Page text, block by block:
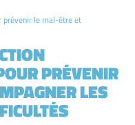
prévenir le mal-être et
PRÉVENIR
LES